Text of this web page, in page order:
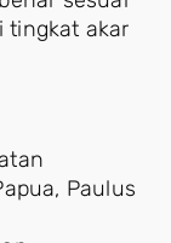
tingkat akar
Paulus